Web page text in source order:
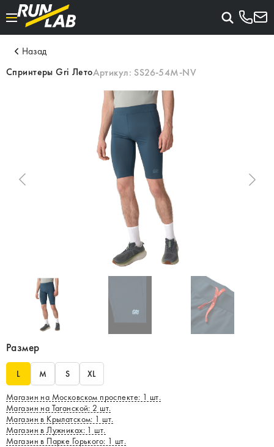
Назад
Спринтеры Gri ЛетоАртикул: SS26-54M-NV
Размер
L M S XL
Магазин на Московском проспекте: 1 шт.
Магазин на Таганской: 2 шт.
Магазин в Крылатском: 1 шт.
Магазин в Лужниках: 1 шт.
Магазин в Парке Горького: 1 шт.